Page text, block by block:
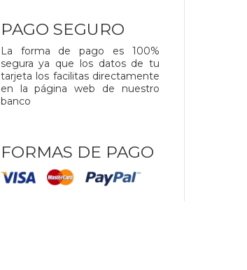
PAGO SEGURO
La forma de pago es 100%
segura ya que los datos de tu
tarjeta los facilitas directamente
en la página web de nuestro
banco
FORMAS DE PAGO